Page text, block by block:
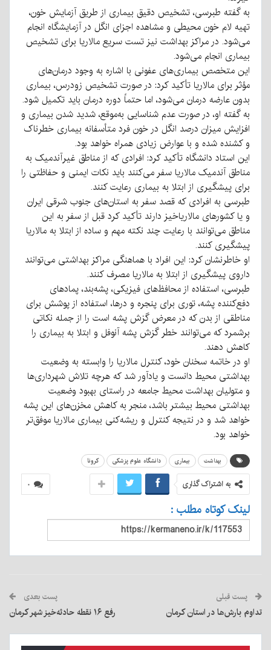
به گفته طبرسی، تشخیص دقیق بیماری از طریق آزمایش خون،
تهیه لام خون محیطی و مشاهده اجزای انگل در آزمایشگاه انجام
می‌شود. در مراکز بهداشت نیز تست سریع مالاریا برای تشخیص
بیماری انجام می‌شود.
این متخصص بیماری‌های عفونی با اشاره به وجود درمان‌های
مؤثر برای مالاریا تأکید کرد: در صورت تشخیص زودرس، بیماری
بدون عارضه درمان می‌شود، اما حتماً دوره درمان باید تکمیل شود.
به گفته او، در صورت عدم شناسایی به‌موقع، شدید شدن بیماری و
افزایش میزان درصد انگل در خون فرد متأسفانه بیماری خطرناک
و کشنده شده و با عوارض زیادی همراه خواهد بود.
این استاد دانشگاه تأکید کرد: افرادی که از مناطق غیرآندمیک به
مناطق آندمیک مالاریا سفر می‌کنند باید نکات ایمنی و حفاظتی را
برای پیشگیری از ابتلا به بیماری رعایت کنند.
طبرسی به افرادی که قصد سفر به استان‌های جنوب شرقی ایران
و یا کشورهای مالاریاخیز دارند تأکید کرد قبل از سفر به این
مناطق می‌توانند با رعایت چند نکته مهم و ساده از ابتلا به مالاریا
پیشگیری کنند.
او خاطرنشان کرد: این افراد با هماهنگی مراکز بهداشتی می‌توانند
داروی پیشگیری از ابتلا به مالاریا مصرف کنند.
طبرسی، استفاده از محافظ‌های فیزیکی، پشه‌بند، پمادهای
دفع‌کننده پشه، توری برای پنجره و درها، استفاده از پوشش برای
مناطقی از بدن که در معرض گزش پشه است را از جمله نکاتی
برشمرد که می‌توانند خطر گزش پشه آنوفل و ابتلا به بیماری را
کاهش دهند.
او در خاتمه سخنان خود، کنترل مالاریا را وابسته به وضعیت
بهداشتی محیط دانست و یادآور شد که هرچه تلاش شهرداری‌ها
و متولیان بهداشت محیط جامعه در راستای بهبود وضعیت
بهداشتی محیط بیشتر باشد، منجر به کاهش مخزن‌های این پشه
خواهد شد و در نتیجه کنترل و ریشه‌کنی بیماری مالاریا موفق‌تر
خواهد بود.
بهداشت بیماری دانشگاه علوم پزشکی کرونا
۰ به اشتراک گذاری
لینک کوتاه مطلب :
پست قبلی
تداوم بارش‌ها در استان کرمان
پست بعدی
رفع ۱۶ نقطه حادثه‌خیز شهر کرمان